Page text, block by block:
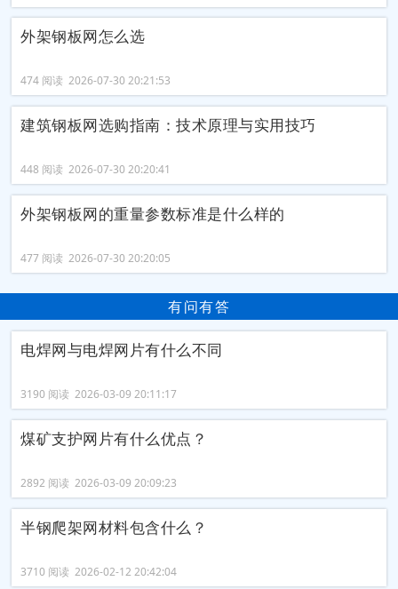
外架钢板网怎么选
474 阅读 2026-07-30 20:21:53
建筑钢板网选购指南：技术原理与实用技巧
448 阅读 2026-07-30 20:20:41
外架钢板网的重量参数标准是什么样的
477 阅读 2026-07-30 20:20:05
有问有答
电焊网与电焊网片有什么不同
3190 阅读 2026-03-09 20:11:17
煤矿支护网片有什么优点？
2892 阅读 2026-03-09 20:09:23
半钢爬架网材料包含什么？
3710 阅读 2026-02-12 20:42:04